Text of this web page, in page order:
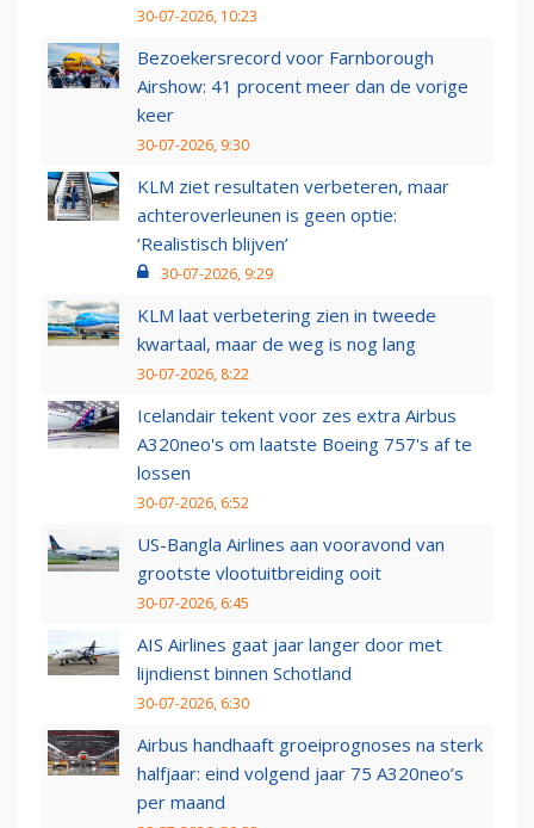
30-07-2026, 10:23
Bezoekersrecord voor Farnborough
Airshow: 41 procent meer dan de vorige
keer
30-07-2026, 9:30
KLM ziet resultaten verbeteren, maar
achteroverleunen is geen optie:
‘Realistisch blijven’
30-07-2026, 9:29
KLM laat verbetering zien in tweede
kwartaal, maar de weg is nog lang
30-07-2026, 8:22
Icelandair tekent voor zes extra Airbus
A320neo's om laatste Boeing 757's af te
lossen
30-07-2026, 6:52
US-Bangla Airlines aan vooravond van
grootste vlootuitbreiding ooit
30-07-2026, 6:45
AIS Airlines gaat jaar langer door met
lijndienst binnen Schotland
30-07-2026, 6:30
Airbus handhaaft groeiprognoses na sterk
halfjaar: eind volgend jaar 75 A320neo’s
per maand